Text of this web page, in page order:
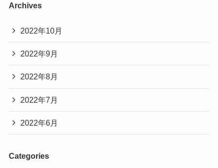
Archives
2022年10月
2022年9月
2022年8月
2022年7月
2022年6月
Categories